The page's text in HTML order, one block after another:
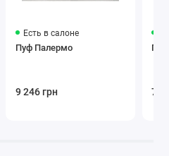
Есть в салоне
Пуф Палермо
9 246 грн 7